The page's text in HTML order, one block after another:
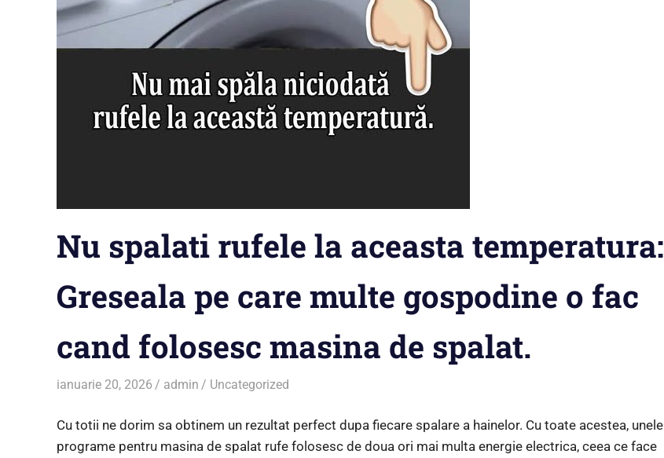
Nu spalati rufele la aceasta temperatura:
Greseala pe care multe gospodine o fac
cand folosesc masina de spalat.
ianuarie 20, 2026 admin Uncategorized
Cu totii ne dorim sa obtinem un rezultat perfect dupa fiecare spalare a hainelor. Cu toate acestea, unele
programe pentru masina de spalat rufe folosesc de doua ori mai multa energie electrica, ceea ce face